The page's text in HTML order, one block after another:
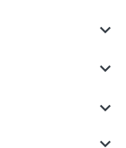


